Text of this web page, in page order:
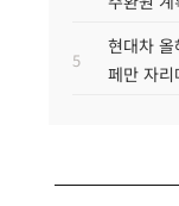
5
현대차
페만 자리